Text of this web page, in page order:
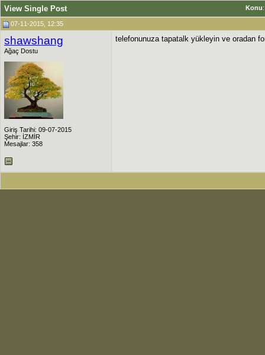
Konu
View Single Post
07-11-2015, 12:35
shawshang
Ağaç Dostu
Giriş Tarihi: 09-07-2015
Şehir: İZMİR
Mesajlar: 358
telefonunuza tapatalk yükleyin ve oradan